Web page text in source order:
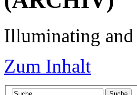
Illuminating
Zum Inhalt